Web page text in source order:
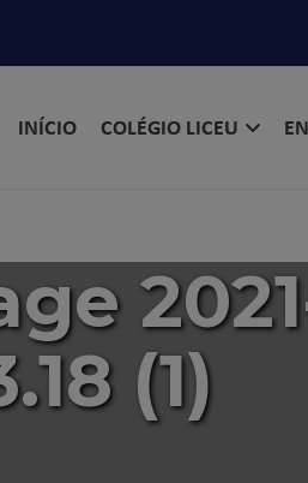
INÍCIO COLÉGIO LICEU
(1)